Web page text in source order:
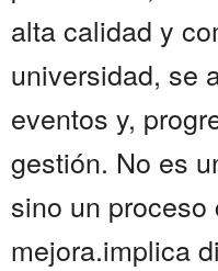
alta calidad y
universidad, se
eventos y,
gestión. No es
sino un proceso
mejora.implica